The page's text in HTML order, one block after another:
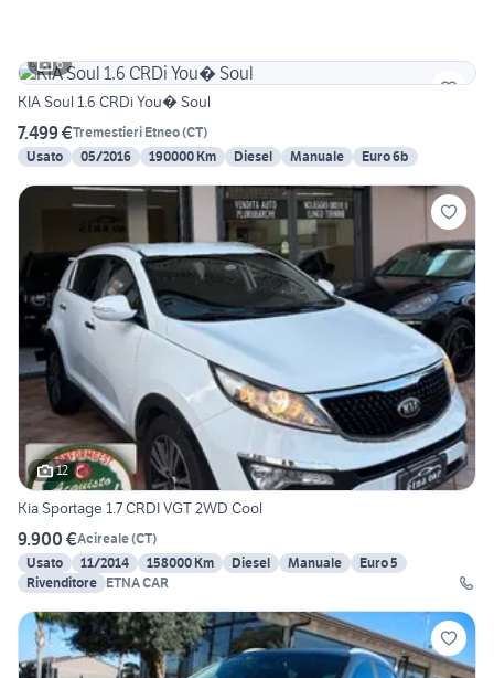
6
KIA Soul 1.6 CRDi You� Soul
7.499 €Tremestieri Etneo(CT)
Usato
05/2016 190000 Km Diesel Manuale Euro 6b
12
Kia Sportage 1.7 CRDI VGT 2WD Cool
9.900 €Acireale(CT)
Usato
11/2014 158000 Km Diesel Manuale
Euro 5
Rivenditore ETNA CAR